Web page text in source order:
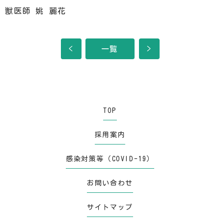
獣医師 姚 麗花
< 一覧 >
TOP
採用案内
感染対策等（COVID-19）
お問い合わせ
サイトマップ